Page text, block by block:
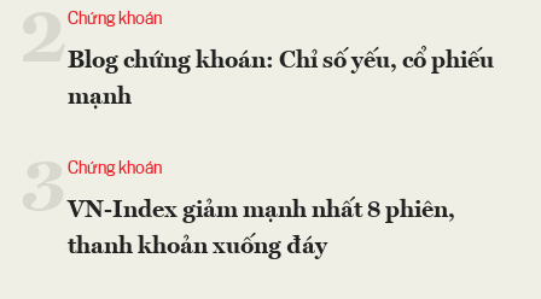
2Chứng khoán
Blog chứng khoán: Chỉ số yếu, cổ phiếu
mạnh
Chứng khoán
VN-Index giảm mạnh nhất 8 phiên,
thanh khoản xuống đáy